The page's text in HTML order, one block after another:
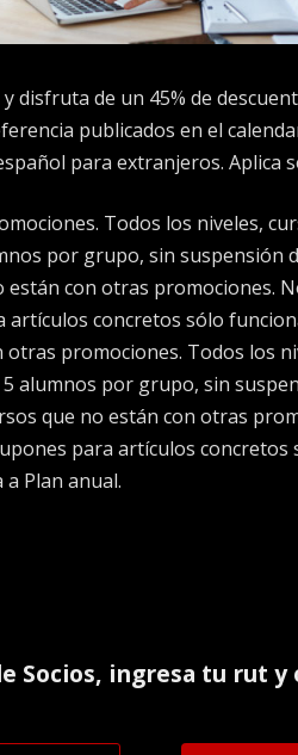
y disfruta de un 45% de
publicados en el
para extranjeros. Aplica
Todos los niveles,
por grupo, sin suspensión
con otras promociones.
artículos concretos sólo
promociones. Todos los
alumnos por grupo, sin
que no están con otras
para artículos
Plan anual.
Socios, ingresa tu rut